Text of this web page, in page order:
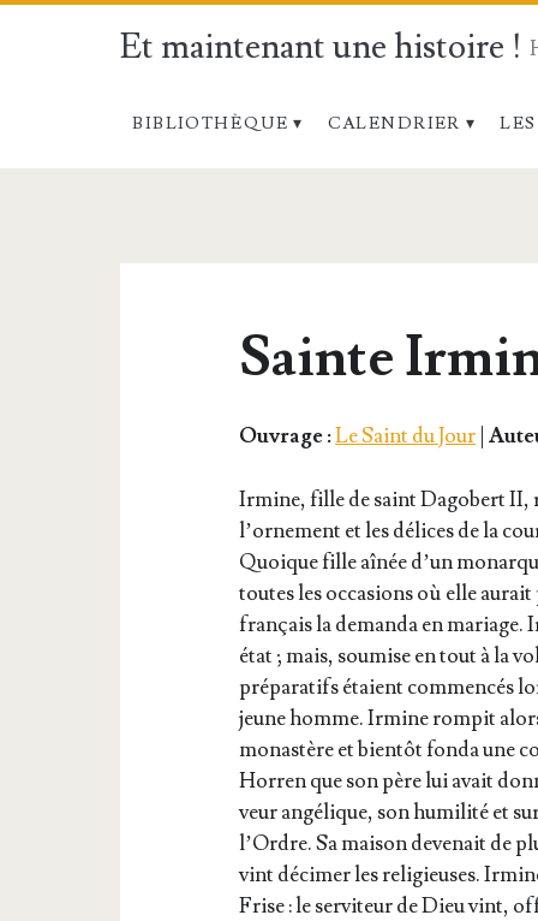
Et maintenant une histoire !
BIBLIOTHÈQUE CALENDRIER
Sainte
Ouvrage :Le Saint du Jour |
Irmine, fille de saint Dago­bert II,
l’or­ne­ment et les délices de la
Quoique fille aînée d’un
toutes les occa­sions où elle
fran­çais la deman­da en mariage.
état ; mais, sou­mise en tout à la
pré­pa­ra­tifs étaient com­men­cés
jeune homme. Irmine rom­pit
monas­tère et bien­tôt fon­da une
Hor­ren que son père lui avait
veur angé­lique, son humi­li­té et
l’Ordre. Sa mai­son deve­nait de
vint déci­mer les reli­gieuses.
Frise : le ser­vi­teur de Dieu vint,